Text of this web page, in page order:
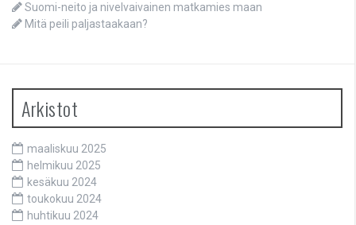
Suomi-neito ja nivelvaivainen matkamies maan
Mitä peili paljastaakaan?
Arkistot
maaliskuu 2025
helmikuu 2025
kesäkuu 2024
toukokuu 2024
huhtikuu 2024